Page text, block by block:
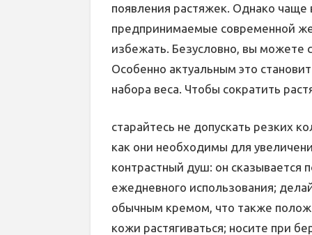
появления растяжек. Однако чаще
предпринимаемые современной
избежать. Безусловно, вы можете
Особенно актуальным это
набора веса. Чтобы сократить
старайтесь не допускать резких
как они необходимы для
контрастный душ: он сказывается
ежедневного использования;
обычным кремом, что также
кожи растягиваться; носите при